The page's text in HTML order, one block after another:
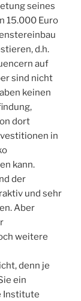
seines
15.000 Euro
d.h.
auf
sind nicht
keinen
dort
in
kann.
der
und sehr
Aber
weitere
denn je
ein
Institute